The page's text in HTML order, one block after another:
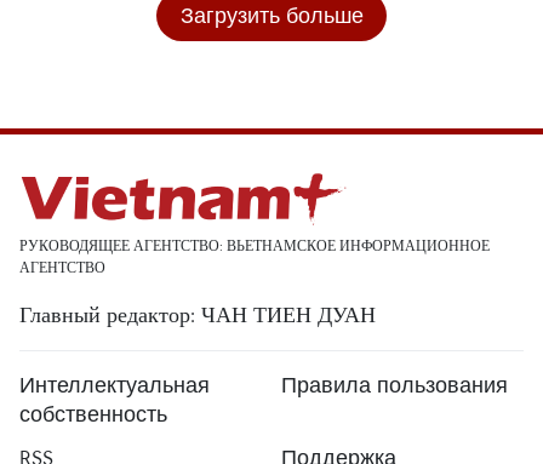
Загрузить больше
РУКОВОДЯЩЕЕ АГЕНТСТВО: ВЬЕТНАМСКОЕ ИНФОРМАЦИОННОЕ
АГЕНТСТВО
Главный редактор: ЧАН ТИЕН ДУАН
Интеллектуальная
собственность
Правила пользования
RSS Поддержка